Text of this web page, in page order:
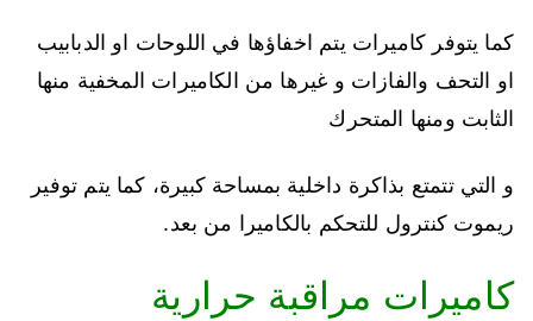
كما يتوفر كاميرات يتم اخفاؤها في اللوحات او الدبابيب
او التحف والفازات و غيرها من الكاميرات المخفية منها
الثابت ومنها المتحرك
و التي تتمتع بذاكرة داخلية بمساحة كبيرة، كما يتم توفير
ريموت كنترول للتحكم بالكاميرا من بعد.
كاميرات مراقبة حرارية